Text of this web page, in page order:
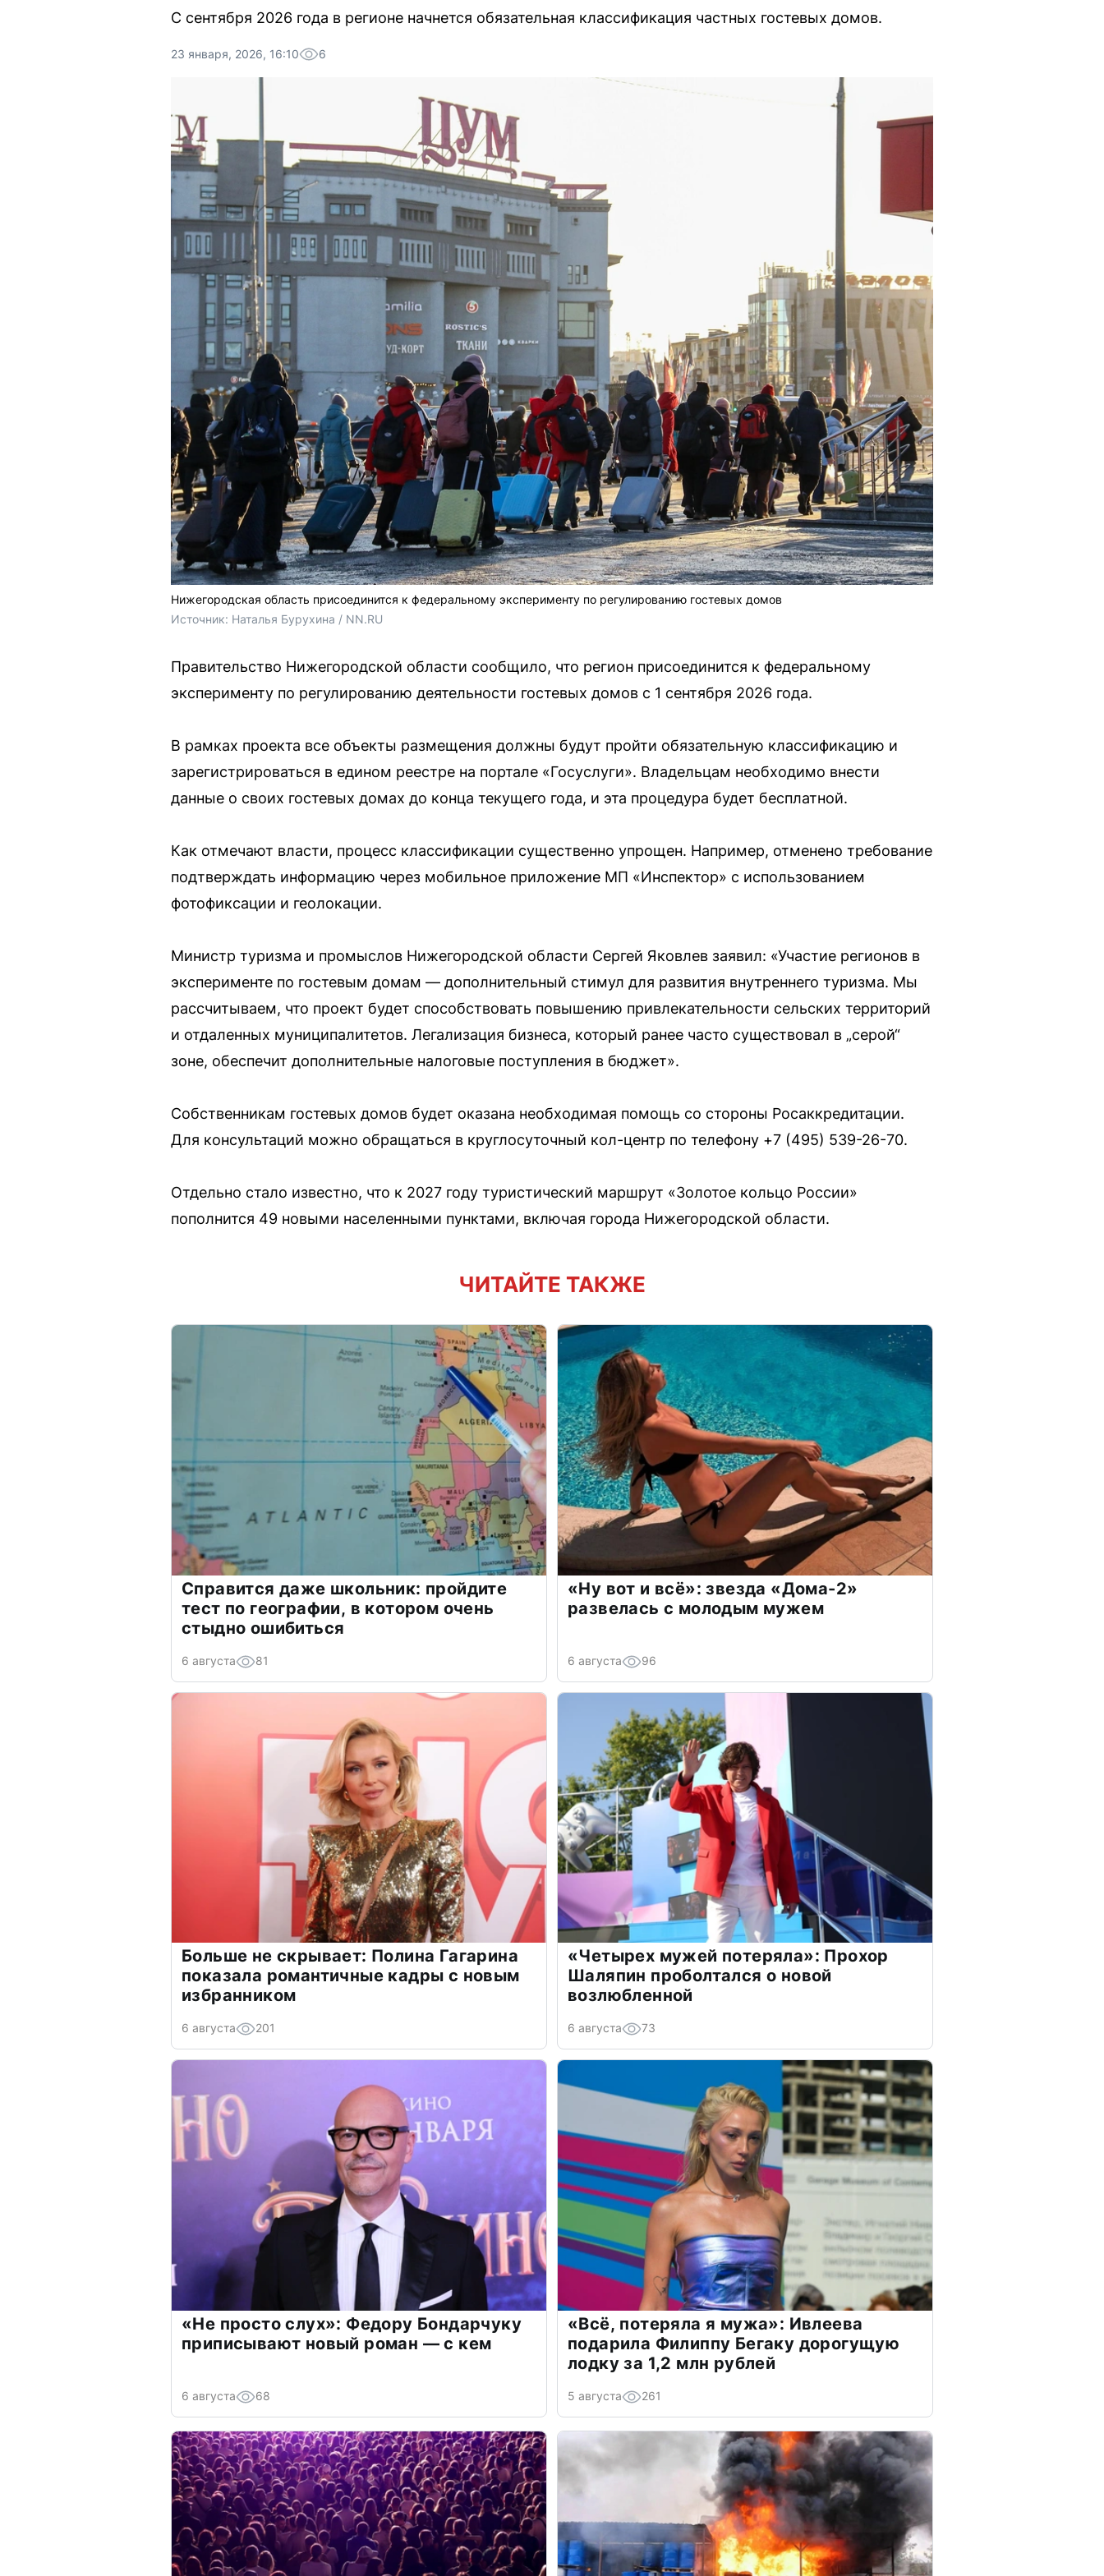
С сентября 2026 года в регионе начнется обязательная классификация частных гостевых домов.
23 января, 2026, 16:10 6
Нижегородская область присоединится к федеральному эксперименту по регулированию гостевых домов
Источник: Наталья Бурухина / NN.RU
Правительство Нижегородской области сообщило, что регион присоединится к федеральному
эксперименту по регулированию деятельности гостевых домов с 1 сентября 2026 года.
В рамках проекта все объекты размещения должны будут пройти обязательную классификацию и
зарегистрироваться в едином реестре на портале «Госуслуги». Владельцам необходимо внести
данные о своих гостевых домах до конца текущего года, и эта процедура будет бесплатной.
Как отмечают власти, процесс классификации существенно упрощен. Например, отменено требование
подтверждать информацию через мобильное приложение МП «Инспектор» с использованием
фотофиксации и геолокации.
Министр туризма и промыслов Нижегородской области Сергей Яковлев заявил: «Участие регионов в
эксперименте по гостевым домам — дополнительный стимул для развития внутреннего туризма. Мы
рассчитываем, что проект будет способствовать повышению привлекательности сельских территорий
и отдаленных муниципалитетов. Легализация бизнеса, который ранее часто существовал в „серой“
зоне, обеспечит дополнительные налоговые поступления в бюджет».
Собственникам гостевых домов будет оказана необходимая помощь со стороны Росаккредитации.
Для консультаций можно обращаться в круглосуточный кол-центр по телефону +7 (495) 539-26-70.
Отдельно стало известно, что к 2027 году туристический маршрут «Золотое кольцо России»
пополнится 49 новыми населенными пунктами, включая города Нижегородской области.
ЧИТАЙТЕ ТАКЖЕ
Справится даже школьник: пройдите
тест по географии, в котором очень
стыдно ошибиться
6 августа 81
«Ну вот и всё»: звезда «Дома-2»
развелась с молодым мужем
6 августа 96
Больше не скрывает: Полина Гагарина
показала романтичные кадры с новым
избранником
6 августа 201
«Четырех мужей потеряла»: Прохор
Шаляпин проболтался о новой
возлюбленной
6 августа 73
«Не просто слух»: Федору Бондарчуку
приписывают новый роман — с кем
6 августа 68
«Всё, потеряла я мужа»: Ивлеева
подарила Филиппу Бегаку дорогущую
лодку за 1,2 млн рублей
5 августа 261